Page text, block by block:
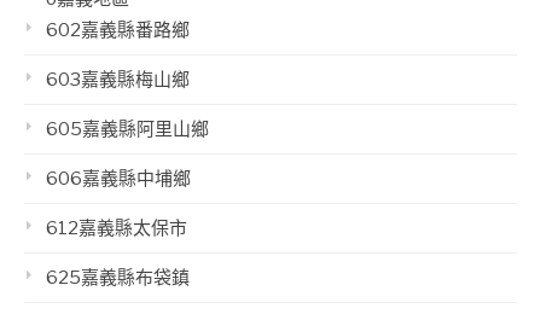
602嘉義縣番路鄉
603嘉義縣梅山鄉
605嘉義縣阿里山鄉
606嘉義縣中埔鄉
612嘉義縣太保市
625嘉義縣布袋鎮